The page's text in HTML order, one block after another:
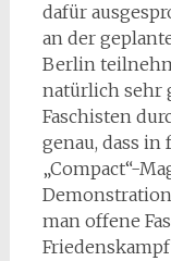
dafür
an der
Berlin
natürlich sehr
Faschisten
genau, dass in
„Compact“-
man offene